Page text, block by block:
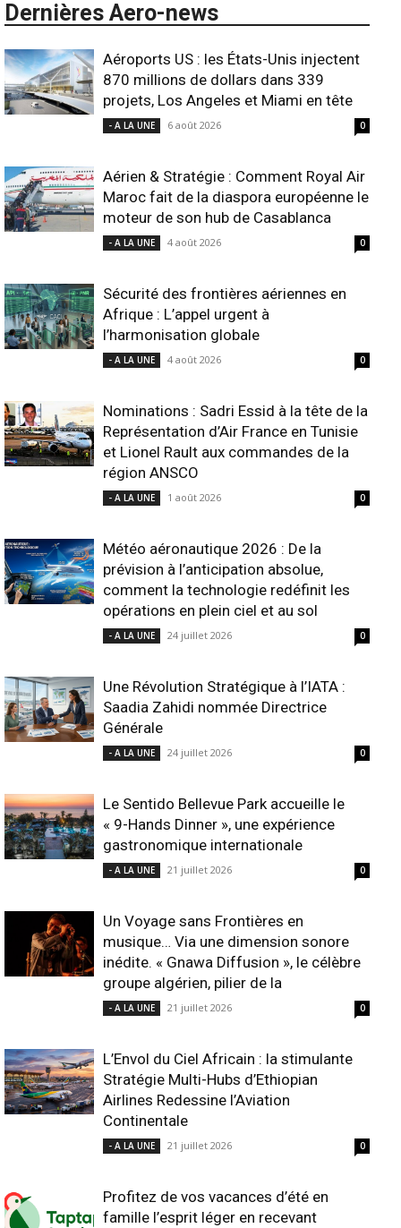
Dernières Aero-news
Aéroports US : les États-Unis injectent
870 millions de dollars dans 339
projets, Los Angeles et Miami en tête
- A LA UNE 6 août 2026 0
Aérien & Stratégie : Comment Royal Air
Maroc fait de la diaspora européenne le
moteur de son hub de Casablanca
- A LA UNE 4 août 2026 0
Sécurité des frontières aériennes en
Afrique : L’appel urgent à
l’harmonisation globale
- A LA UNE 4 août 2026 0
Nominations : Sadri Essid à la tête de la
Représentation d’Air France en Tunisie
et Lionel Rault aux commandes de la
région ANSCO
- A LA UNE 1 août 2026 0
Météo aéronautique 2026 : De la
prévision à l’anticipation absolue,
comment la technologie redéfinit les
opérations en plein ciel et au sol
- A LA UNE 24 juillet 2026 0
Une Révolution Stratégique à l’IATA :
Saadia Zahidi nommée Directrice
Générale
- A LA UNE 24 juillet 2026 0
Le Sentido Bellevue Park accueille le
« 9-Hands Dinner », une expérience
gastronomique internationale
- A LA UNE 21 juillet 2026 0
Un Voyage sans Frontières en
musique… Via une dimension sonore
inédite. « Gnawa Diffusion », le célèbre
groupe algérien, pilier de la
- A LA UNE 21 juillet 2026 0
L’Envol du Ciel Africain : la stimulante
Stratégie Multi-Hubs d’Ethiopian
Airlines Redessine l’Aviation
Continentale
- A LA UNE 21 juillet 2026 0
Profitez de vos vacances d’été en
famille l’esprit léger en recevant